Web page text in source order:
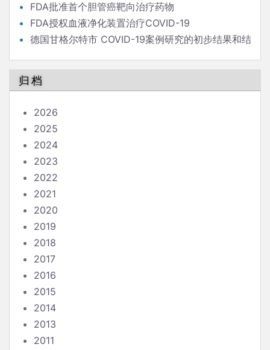
危险？
FDA批准首个胆管癌靶向治疗药物
FDA授权血液净化装置治疗COVID-19
德国甘格尔特市 COVID-19案例研究的初步结果和结
归档
2026
2025
2024
2023
2022
2021
2020
2019
2018
2017
2016
2015
2014
2013
2011